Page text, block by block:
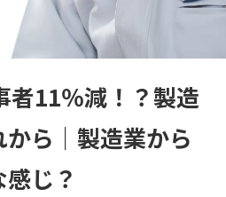
者11％減！？製造
ら｜製造業から
じ？